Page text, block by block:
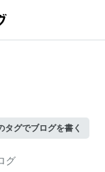
タグでブログを書く
グ